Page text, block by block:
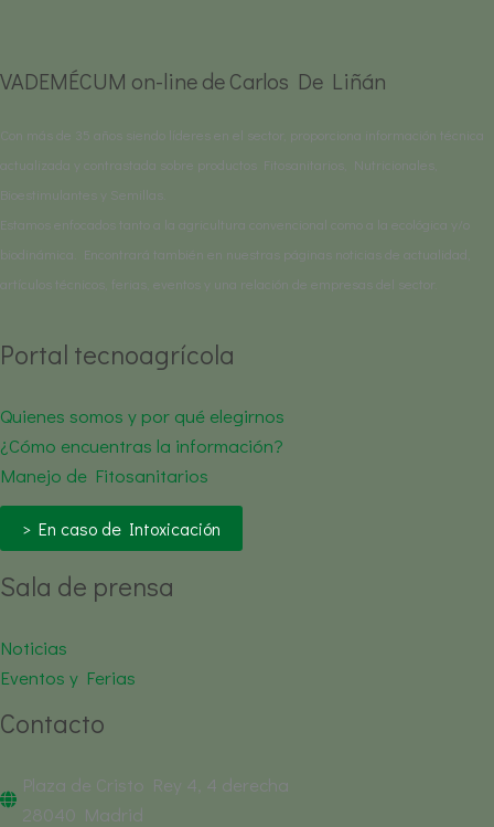
VADEMÉCUM on-line de Carlos De Liñán
Con más de 35 años siendo líderes en el sector, proporciona información técnica
actualizada y contrastada sobre productos Fitosanitarios, Nutricionales,
Bioestimulantes y Semillas.
Estamos enfocados tanto a la agricultura convencional como a la ecológica y/o
biodinámica. Encontrará también en nuestras páginas noticias de actualidad,
artículos técnicos, ferias, eventos y una relación de empresas del sector.
Portal tecnoagrícola
Quienes somos y por qué elegirnos
¿Cómo encuentras la información?
Manejo de Fitosanitarios
> En caso de Intoxicación
Sala de prensa
Noticias
Eventos y Ferias
Contacto
Plaza de Cristo Rey 4, 4 derecha
28040 Madrid